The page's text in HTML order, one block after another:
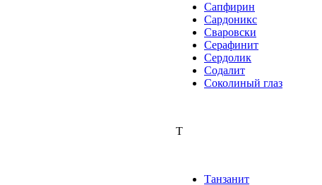
Сапфирин
Сардоникс
Сваровски
Серафинит
Сердолик
Содалит
Соколиный глаз
Т
Танзанит